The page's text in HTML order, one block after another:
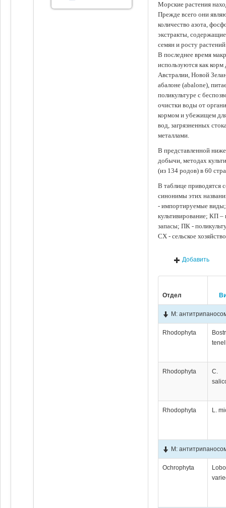
Морские растения
Прежде всего они
количество азота,
экстракты,
семян и росту
В последнее время
используются как
Австралии, Новой
абалоне (abalone),
поликультуре с
очистки воды от
кормом и убежищем
вод, загрязненных
металлами.
В представленной
добычи, методах
(из 134 родов) в 60
В таблице приводятся
синонимы этих
- импортируемые
культивирование; КП
запасы; ПК -
СХ - сельское
Добавить
Отдел
М:
Rhodophyta
Rhodophyta
C.
Rhodophyta L.
М:
Ochrophyta